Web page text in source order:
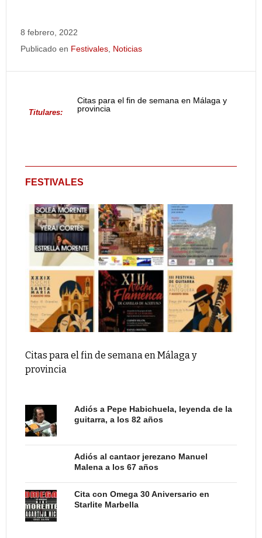
8 febrero, 2022
Publicado en Festivales Noticias
Titulares:
Citas para el fin de semana en Málaga y
provincia
FESTIVALES
Citas para el fin de semana en Málaga y
provincia
Adiós a Pepe Habichuela, leyenda de la
guitarra, a los 82 años
Adiós al cantaor jerezano Manuel
Malena a los 67 años
Cita con Omega 30 Aniversario en
Starlite Marbella